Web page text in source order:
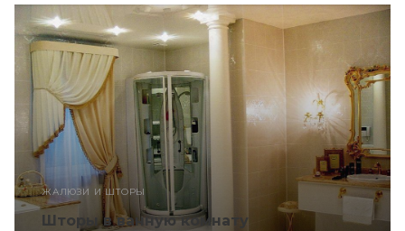
ЖАЛЮЗИ И ШТОРЫ
Шторы в ванную комнату